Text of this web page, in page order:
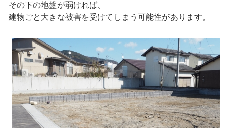
その下の地盤が弱ければ、
建物ごと大きな被害を受けてしまう可能性があります。